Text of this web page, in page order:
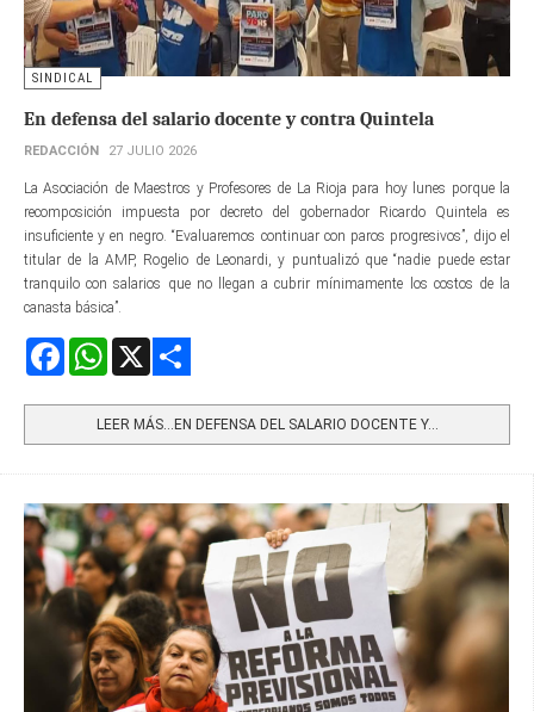
SINDICAL
En defensa del salario docente y contra Quintela
REDACCIÓN 27 JULIO 2026
La Asociación de Maestros y Profesores de La Rioja para hoy lunes porque la
recomposición impuesta por decreto del gobernador Ricardo Quintela es
insuficiente y en negro. “Evaluaremos continuar con paros progresivos”, dijo el
titular de la AMP, Rogelio de Leonardi, y puntualizó que “nadie puede estar
tranquilo con salarios que no llegan a cubrir mínimamente los costos de la
canasta básica”.
FacebookWhatsApp
LEER MÁS…EN DEFENSA DEL SALARIO DOCENTE Y...